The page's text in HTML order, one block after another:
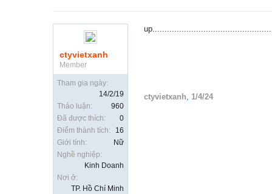
ctyvietxanh
Member
Tham gia ngày:
14/2/19
Thảo luận:
960
Đã được thích:
0
Điểm thành tích:
16
Giới tính:
Nữ
Nghề nghiệp:
Kinh Doanh
Nơi ở:
TP. Hồ Chí Minh
ctyvietxanh, 1/4/24